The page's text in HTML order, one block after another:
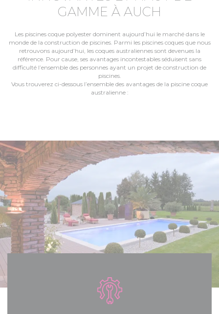
GAMME À AUCH
Les piscines coque polyester dominent aujourd’hui le marché dans le
monde de la construction de piscines. Parmi les piscines coques que nous
retrouvons aujourd’hui, les coques australiennes sont devenues la
référence. Pour cause, ses avantages incontestables séduisent sans
difficulté l’ensemble des personnes ayant un projet de construction de
piscines.
Vous trouverez ci-dessous l’ensemble des avantages de la piscine coque
australienne :